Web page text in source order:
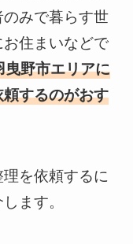
みで暮らす世
住まいなどで
曳野市エリアに
するのがおす
を依頼するに
ます。